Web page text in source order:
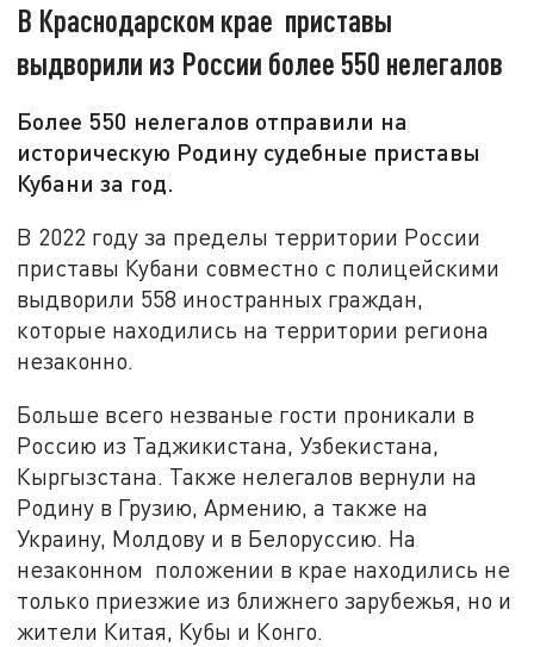
В Краснодарском крае приставы
выдворили из России более 550 нелегалов
Более 550 нелегалов отправили на
историческую Родину судебные приставы
Кубани за год.
В 2022 году за пределы территории России
приставы Кубани совместно с полицейскими
выдворили 558 иностранных граждан,
которые находились на территории региона
незаконно.
Больше всего незваные гости проникали в
Россию из Таджикистана, Узбекистана,
Кыргызстана. Также нелегалов вернули на
Родину в Грузию, Армению, а также на
Украину, Молдову и в Белоруссию. На
незаконном положении в крае находились не
только приезжие из ближнего зарубежья, но и
жители Китая, Кубы и Конго.